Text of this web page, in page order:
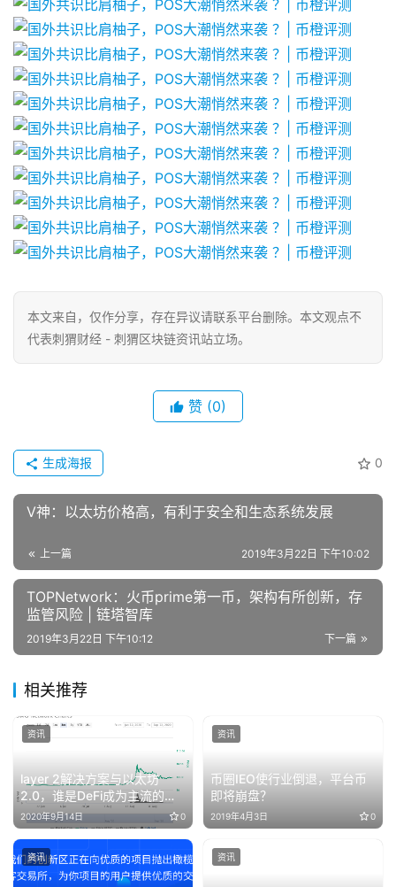
本文来自 ，仅作分享，存在异议请联系平台删除。本文观点不
代表刺猬财经 - 刺猬区块链资讯站立场。
赞 (0)
0
生成海报
V神：以太坊价格高，有利于安全和生态系统发展
上一篇 2019年3月22日 下午10:02
TOPNetwork：火币prime第一币，架构有所创新，存
监管风险 | 链塔智库
下一篇
2019年3月22日 下午10:12
相关推荐
layer 2解决方案与以太坊
2.0，谁是DeFi成为主流的最
优解？
2020年9月14日 0
资讯
币圈IEO使行业倒退，平台币
即将崩盘？
2019年4月3日 0
资讯
资讯 资讯